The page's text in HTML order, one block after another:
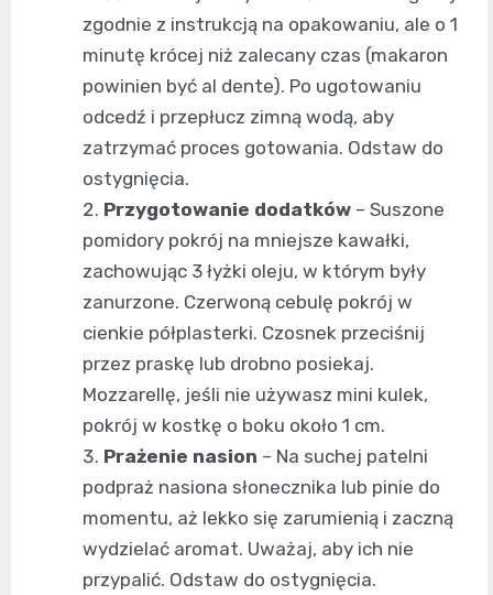
zgodnie z instrukcją na opakowaniu, ale o 1
minutę krócej niż zalecany czas (makaron
powinien być al dente). Po ugotowaniu
odcedź i przepłucz zimną wodą, aby
zatrzymać proces gotowania. Odstaw do
ostygnięcia.
Przygotowanie dodatków – Suszone
pomidory pokrój na mniejsze kawałki,
zachowując 3 łyżki oleju, w którym były
zanurzone. Czerwoną cebulę pokrój w
cienkie półplasterki. Czosnek przeciśnij
przez praskę lub drobno posiekaj.
Mozzarellę, jeśli nie używasz mini kulek,
pokrój w kostkę o boku około 1 cm.
Prażenie nasion – Na suchej patelni
podpraż nasiona słonecznika lub pinie do
momentu, aż lekko się zarumienią i zaczną
wydzielać aromat. Uważaj, aby ich nie
przypalić. Odstaw do ostygnięcia.